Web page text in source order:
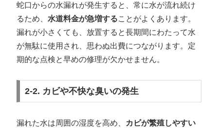
蛇口からの水漏れが発生すると、常に水が流れ続け
るため、 水道料金が急増することがよくあります。
漏れが小さくても、放置すると長期間にわたって水
が無駄に使用され、思わぬ出費につながります。定
期的な点検と早めの修理が欠かせません。
2-2. カビや不快な臭いの発生
漏れた水は周囲の湿度を高め、
カビが繁殖しやすい